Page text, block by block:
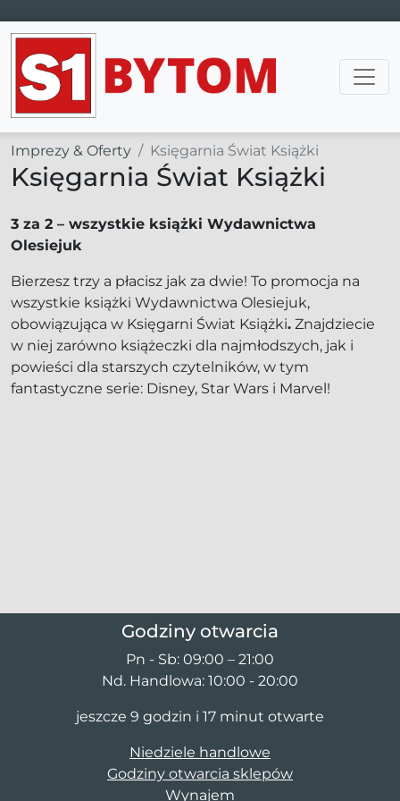
Main Navigation
Imprezy & Oferty Księgarnia Świat Książki
Księgarnia Świat Książki
3 za 2 – wszystkie książki Wydawnictwa
Olesiejuk
Bierzesz trzy a płacisz jak za dwie! To promocja na
wszystkie książki Wydawnictwa Olesiejuk,
obowiązująca w Księgarni Świat Książki. Znajdziecie
w niej zarówno książeczki dla najmłodszych, jak i
powieści dla starszych czytelników, w tym
fantastyczne serie: Disney, Star Wars i Marvel!
Godziny otwarcia
Pn - Sb: 09:00 – 21:00
Nd. Handlowa: 10:00 - 20:00
jeszcze 9 godzin i 17 minut otwarte
Niedziele handlowe
Godziny otwarcia sklepów
Wynajem